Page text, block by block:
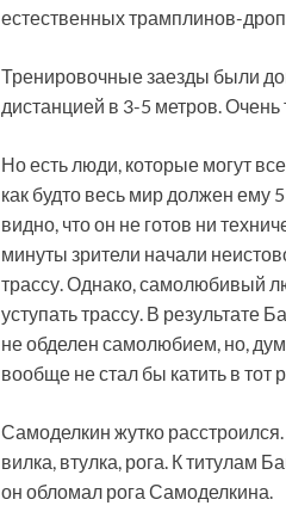
естественных трамплинов-
Тренировочные заезды были
дистанцией в 3-5 метров.
Но есть люди, которые могут
как будто весь мир должен ему
видно, что он не готов ни
минуты зрители начали
трассу. Однако, самолюбивый
уступать трассу. В результате
не обделен самолюбием, но,
вообще не стал бы катить в тот
Самоделкин жутко
вилка, втулка, рога. К
он обломал рога Самоделкина.